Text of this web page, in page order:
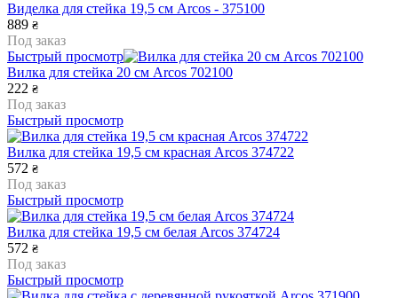
Виделка для стейка 19,5 см Arcos - 375100
889 ₴
Под заказ
Быстрый просмотр
Вилка для стейка 20 см Arcos 702100
222 ₴
Под заказ
Быстрый просмотр
Вилка для стейка 19,5 см красная Arcos 374722
572 ₴
Под заказ
Быстрый просмотр
Вилка для стейка 19,5 см белая Arcos 374724
572 ₴
Под заказ
Быстрый просмотр